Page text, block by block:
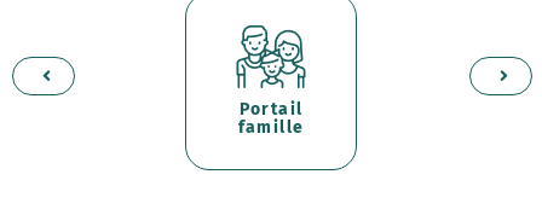
Portail
famille